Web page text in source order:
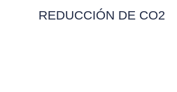
REDUCCIÓN DE CO2